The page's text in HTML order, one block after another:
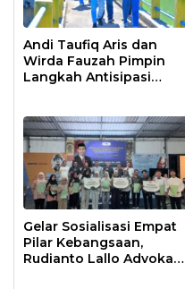
Andi Taufiq Aris dan
Wirda Fauzah Pimpin
Langkah Antisipasi
Gelar Sosialisasi Empat
Pilar Kebangsaan,
Rudianto Lallo Advokasi